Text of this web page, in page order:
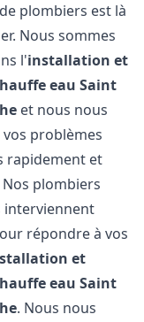
plombiers est là
Nous sommes
l'installation et
eau Saint
et nous nous
problèmes
rapidement et
plombiers
interviennent
répondre à vos
et
eau Saint
. Nous nous